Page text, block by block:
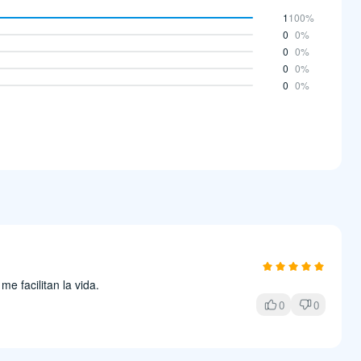
1100%
0 0%
0 0%
0 0%
0 0%
facilitan la vida.
0 0